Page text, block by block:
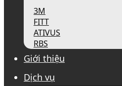
3M
FITT
ATIVUS
RBS
Giới thiệu
Dịch vụ